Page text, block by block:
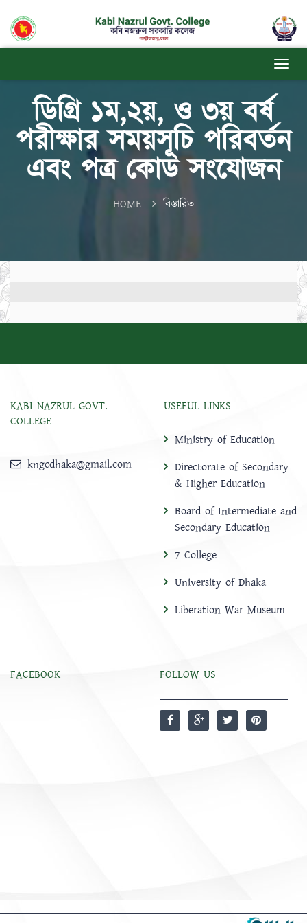
ডিগ্রি ১ম,২য়, ও ৩য় বর্ষ
পরীক্ষার সময়সূচি পরিবর্তন
এবং পত্র কোড সংযোজন
HOME বিস্তারিত
KABI NAZRUL GOVT.
COLLEGE
kngcdhaka@gmail.com
USEFUL LINKS
Ministry of Education
Directorate of Secondary
& Higher Education
Board of Intermediate and
Secondary Education
7 College
University of Dhaka
Liberation War Museum
FACEBOOK FOLLOW US